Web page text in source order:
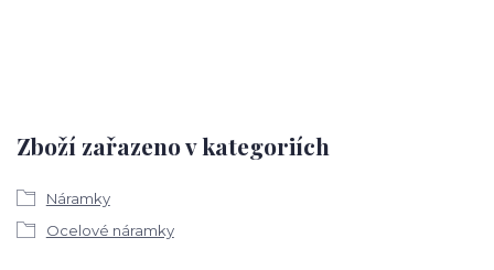
Zboží zařazeno v kategoriích
Náramky
Ocelové náramky